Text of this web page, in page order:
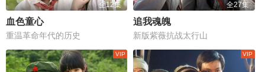
全12集
血色童心
重温革命年代的历史
全27集
追我魂魄
新版紫薇抗战太行山